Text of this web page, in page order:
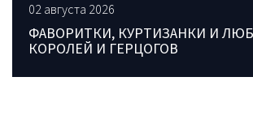
02 августа 2026
ФАВОРИТКИ, КУРТИЗАНКИ И
КОРОЛЕЙ И ГЕРЦОГОВ